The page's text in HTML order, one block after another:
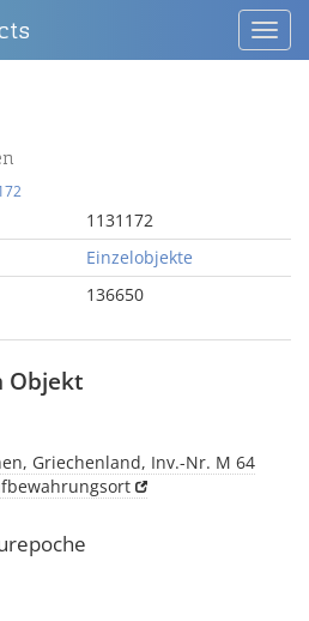
1131172
Einzelobjekte
136650
Objekt
Griechenland, Inv.-Nr. M 64